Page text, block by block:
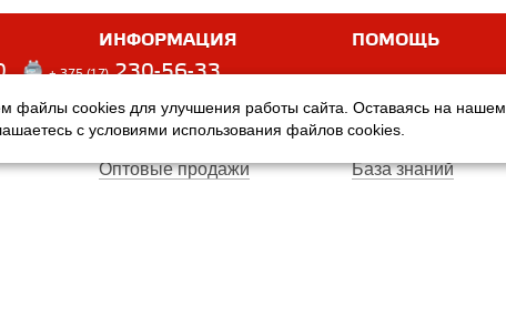
ИНФОРМАЦИЯ ПОМОЩЬ
+ 375 (17) 230-56-33
Оплата
Оптовые продажи
Услуги
База знаний
файлы cookies для улучшения работы сайта. Оставаясь на нашем
с условиями использования файлов cookies.